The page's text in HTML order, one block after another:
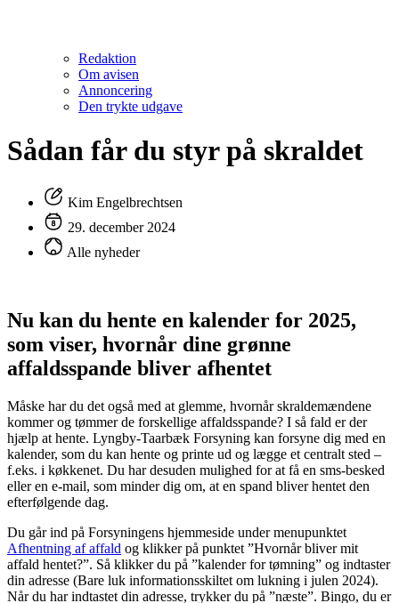
Redaktion
Om avisen
Annoncering
Den trykte udgave
Sådan får du styr på skraldet
Kim Engelbrechtsen
29. december 2024
Alle nyheder
Nu kan du hente en kalender for 2025,
som viser, hvornår dine grønne
affaldsspande bliver afhentet
Måske har du det også med at glemme, hvornår skraldemændene
kommer og tømmer de forskellige affaldsspande? I så fald er der
hjælp at hente. Lyngby-Taarbæk Forsyning kan forsyne dig med en
kalender, som du kan hente og printe ud og lægge et centralt sted –
f.eks. i køkkenet. Du har desuden mulighed for at få en sms-besked
eller en e-mail, som minder dig om, at en spand bliver hentet den
efterfølgende dag.
Du går ind på Forsyningens hjemmeside under menupunktet
Afhentning af affald og klikker på punktet ”Hvornår bliver mit
affald hentet?”. Så klikker du på ”kalender for tømning” og indtaster
din adresse (Bare luk informationsskiltet om lukning i julen 2024).
Når du har indtastet din adresse, trykker du på ”næste”. Bingo, du er